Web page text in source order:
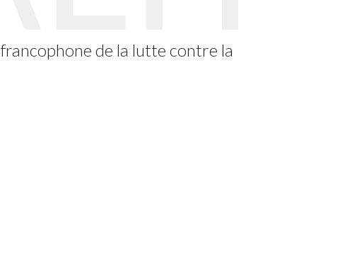
de la lutte contre la